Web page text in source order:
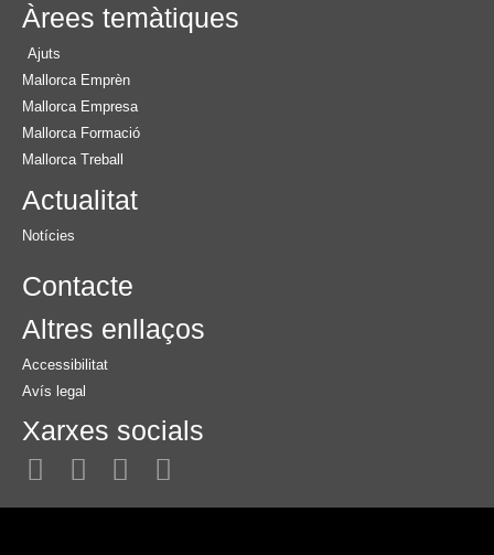
Àrees temàtiques
Ajuts
Mallorca Emprèn
Mallorca Empresa
Mallorca Formació
Mallorca Treball
Actualitat
Notícies
Contacte
Altres enllaços
Accessibilitat
Avís legal
Xarxes socials